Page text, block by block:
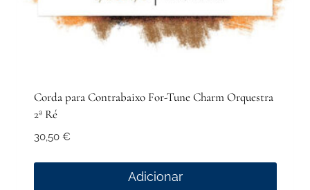
Corda para Contrabaixo For-Tune Charm Orquestra
2ª Ré
30,50 €
Adicionar